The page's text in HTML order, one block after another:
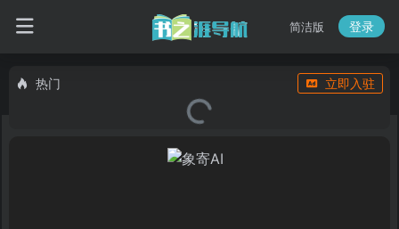
简洁版 登录
热门 立即入驻